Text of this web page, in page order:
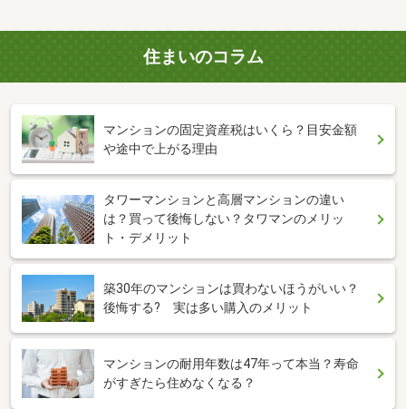
住まいのコラム
マンションの固定資産税はいくら？目安金額
や途中で上がる理由
タワーマンションと高層マンションの違い
は？買って後悔しない？タワマンのメリッ
ト・デメリット
築30年のマンションは買わないほうがいい？
後悔する? 実は多い購入のメリット
マンションの耐用年数は47年って本当？寿命
がすぎたら住めなくなる？